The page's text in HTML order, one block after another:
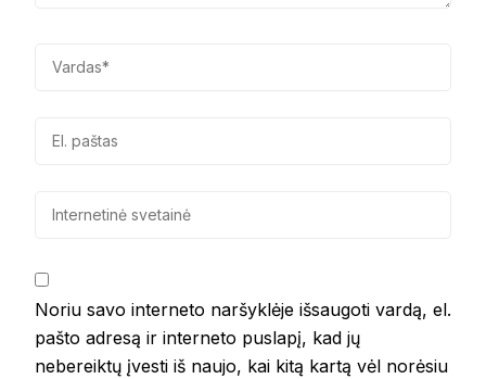
Noriu savo interneto naršyklėje išsaugoti vardą, el.
pašto adresą ir interneto puslapį, kad jų
nebereiktų įvesti iš naujo, kai kitą kartą vėl norėsiu